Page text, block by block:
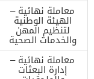
معاملة نهائية –
الهيئة الوطنية
لتنظيم المهن
والخدمات الصحية
معاملة نهائية –
إدارة البعثات